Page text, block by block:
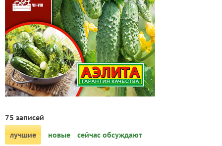
75 записей
лучшие
новые сейчас обсуждают